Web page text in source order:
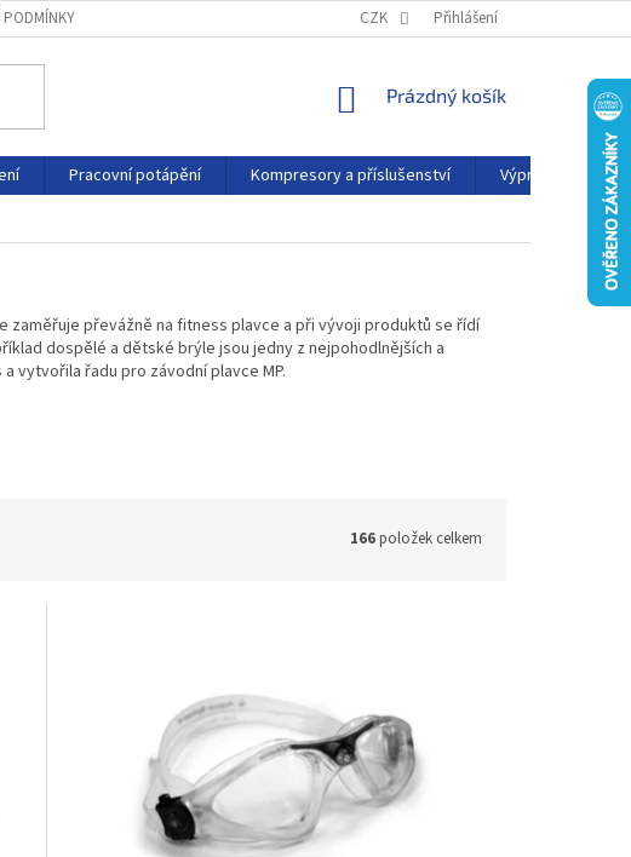
PODMÍNKY OCHRANY OSOBNÍCH ÚDAJŮ KONTAKTY
CZK Přihlášení
NÁKUPNÍ
Prázdný košík
Pracovní potápění Kompresory a příslušenství Výprodej
zaměřuje převážně na fitness plavce a při vývoji produktů se řídí
dospělé a dětské brýle jsou jedny z nejpohodlnějších a
vytvořila řadu pro závodní plavce MP.
166položek celkem